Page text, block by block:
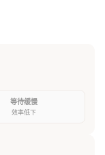
等待缓慢
效率低下